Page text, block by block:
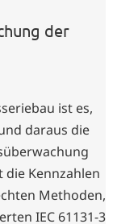
der
ist es,
daraus die
Kennzahlen
Methoden,
IEC 61131-3